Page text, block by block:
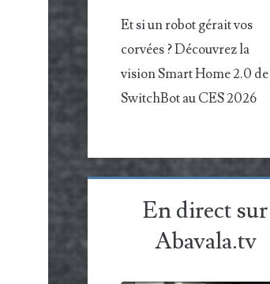
Et si un robot gérait vos
corvées ? Découvrez la
vision Smart Home 2.0 de
SwitchBot au CES 2026
En direct sur
Abavala.tv